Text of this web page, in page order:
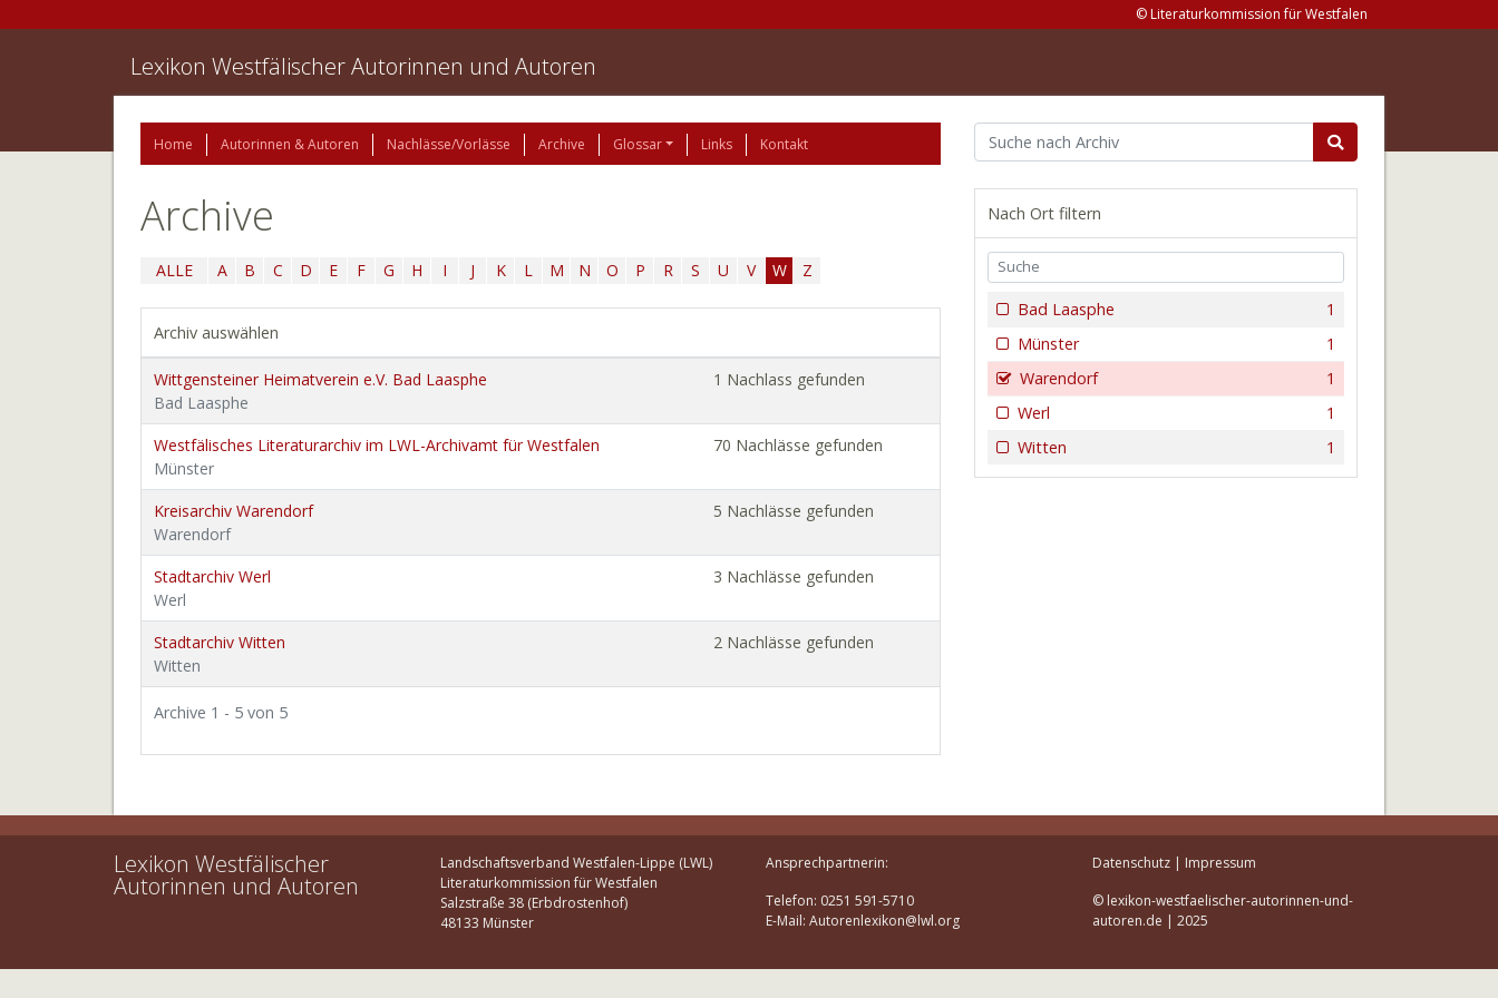
© Literaturkommission für Westfalen
Lexikon Westfälischer Autorinnen und Autoren
Home Autorinnen & Autoren Nachlässe/Vorlässe Archive Glossar Links Kontakt
Archive
ALLE A B C D E F G H I J K L M N O P R S U V W Z
Archiv auswählen
Wittgensteiner Heimatverein e.V. Bad Laasphe
Bad Laasphe
1 Nachlass gefunden
Westfälisches Literaturarchiv im LWL-Archivamt für Westfalen
Münster
70 Nachlässe gefunden
Kreisarchiv Warendorf
Warendorf
5 Nachlässe gefunden
Stadtarchiv Werl
Werl
3 Nachlässe gefunden
Stadtarchiv Witten
Witten
2 Nachlässe gefunden
Archive 1 - 5 von 5
Nach Ort filtern
1
Bad Laasphe
1
Münster
1
Warendorf
1
Werl
1
Witten
Lexikon Westfälischer
Autorinnen und Autoren
Landschaftsverband Westfalen-Lippe (LWL)
Literaturkommission für Westfalen
Salzstraße 38 (Erbdrostenhof)
48133 Münster
Ansprechpartnerin:
Telefon: 0251 591-5710
E-Mail: Autorenlexikon@lwl.org
Datenschutz| Impressum
© lexikon-westfaelischer-autorinnen-und-
autoren.de | 2025